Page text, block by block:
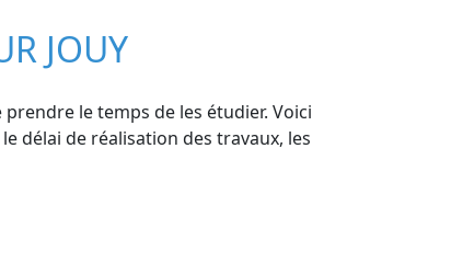
JOUY
le temps de les étudier. Voici
délai de réalisation des travaux, les